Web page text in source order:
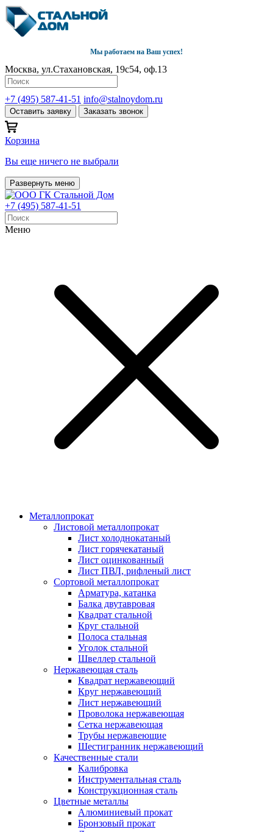
Мы работаем на Ваш успех!
Москва, ул.Стахановская, 19с54, оф.13
+7 (495) 587-41-51 info@stalnoydom.ru
Оставить заявку Заказать звонок
Корзина
Вы еще ничего не выбрали
Развернуть меню
+7 (495) 587-41-51
Меню
Металлопрокат
Листовой металлопрокат
Лист холоднокатаный
Лист горячекатаный
Лист оцинкованный
Лист ПВЛ, рифленый лист
Сортовой металлопрокат
Арматура, катанка
Балка двутавровая
Квадрат стальной
Круг стальной
Полоса стальная
Уголок стальной
Швеллер стальной
Нержавеющая сталь
Квадрат нержавеющий
Круг нержавеющий
Лист нержавеющий
Проволока нержавеющая
Сетка нержавеющая
Трубы нержавеющие
Шестигранник нержавеющий
Качественные стали
Калибровка
Инструментальная сталь
Конструкционная сталь
Цветные металлы
Алюминиевый прокат
Бронзовый прокат